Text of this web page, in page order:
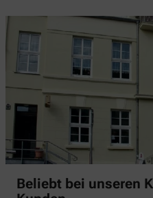
Beliebt bei unseren